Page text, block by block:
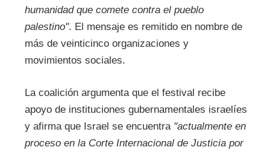
humanidad que comete contra el pueblo
palestino". El mensaje es remitido en nombre de
más de veinticinco organizaciones y
movimientos sociales.
La coalición argumenta que el festival recibe
apoyo de instituciones gubernamentales israelíes
y afirma que Israel se encuentra "actualmente en
proceso en la Corte Internacional de Justicia por